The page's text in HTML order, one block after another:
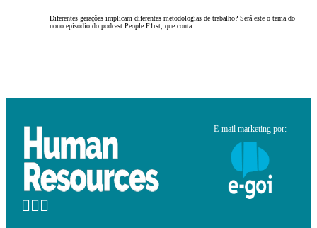
Diferentes gerações implicam diferentes metodologias de trabalho? Será este o tema do
nono episódio do podcast People F1rst, que conta…
E-mail marketing por: